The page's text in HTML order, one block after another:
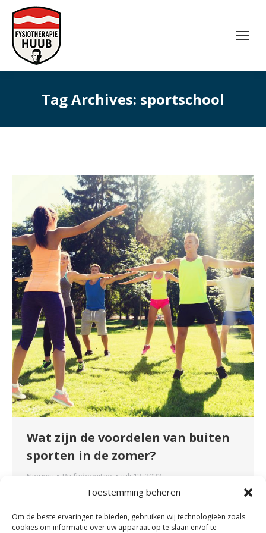
Toestemming beheren
Om de beste ervaringen te bieden, gebruiken wij technologieën zoals
cookies om informatie over uw apparaat op te slaan en/of te
Tag Archives: sportschool
Wat zijn de voordelen van buiten
sporten in de zomer?
Nieuws Byfydeevitae juli 12, 2023
Het zonnetje begint te schijnen en de
gaan bewegen! Maar welke sporten zijn nu